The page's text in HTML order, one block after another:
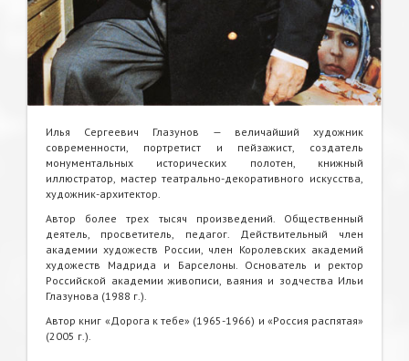
Илья Сергеевич Глазунов — величайший художник
современности, портретист и пейзажист, создатель
монументальных исторических полотен, книжный
иллюстратор, мастер театрально-декоративного искусства,
художник-архитектор.
Автор более трех тысяч произведений. Общественный
деятель, просветитель, педагог. Действительный член
академии художеств России, член Королевских академий
художеств Мадрида и Барселоны. Основатель и ректор
Российской академии живописи, ваяния и зодчества Ильи
Глазунова (1988 г.).
Автор книг «Дорога к тебе» (1965-1966) и «Россия распятая»
(2005 г.).